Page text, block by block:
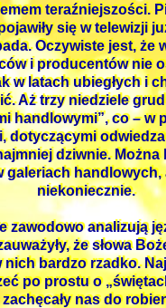
teraźniejszości.
się w telewizji
Oczywiste jest, że
i producentów nie
w latach ubiegłych i
Aż trzy niedziele
handlowymi”, co – w
dotyczącymi
dziwnie. Można
galeriach handlowych,
niekoniecznie.
zawodowo analizują
że słowa
nich bardzo rzadko.
po prostu o
nas do